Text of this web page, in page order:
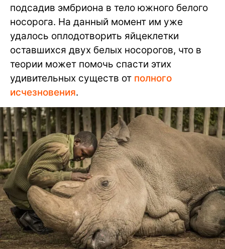
подсадив эмбриона в тело южного белого
носорога. На данный момент им уже
удалось оплодотворить яйцеклетки
оставшихся двух белых носорогов, что в
теории может помочь спасти этих
удивительных существ от полного
исчезновения.